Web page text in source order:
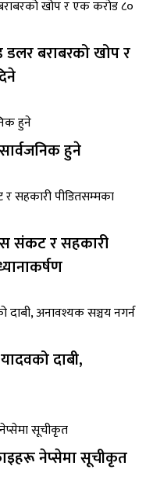
डलर बराबरको खोप र
हुने
संकट र सहकारी
दाबी,
नेप्सेमा सूचीकृत